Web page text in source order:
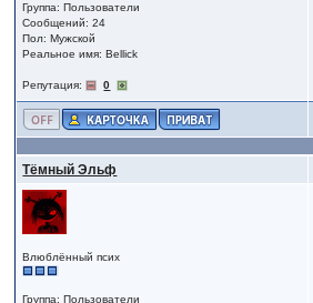
Группа: Пользователи
Сообщений: 24
Пол: Мужской
Реальное имя: Bellick
Репутация: 0
Тёмный Эльф
Влюблённый псих
Группа: Пользователи